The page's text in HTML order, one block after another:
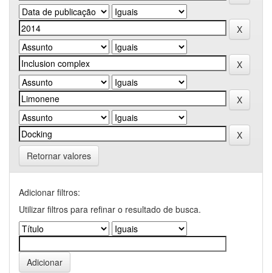
Retornar valores
Adicionar filtros:
Utilizar filtros para refinar o resultado de busca.